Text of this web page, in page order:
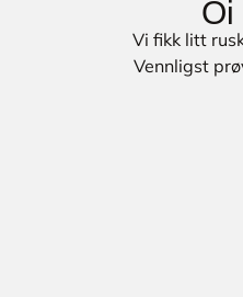
Oi
Vi fikk litt
Vennligst